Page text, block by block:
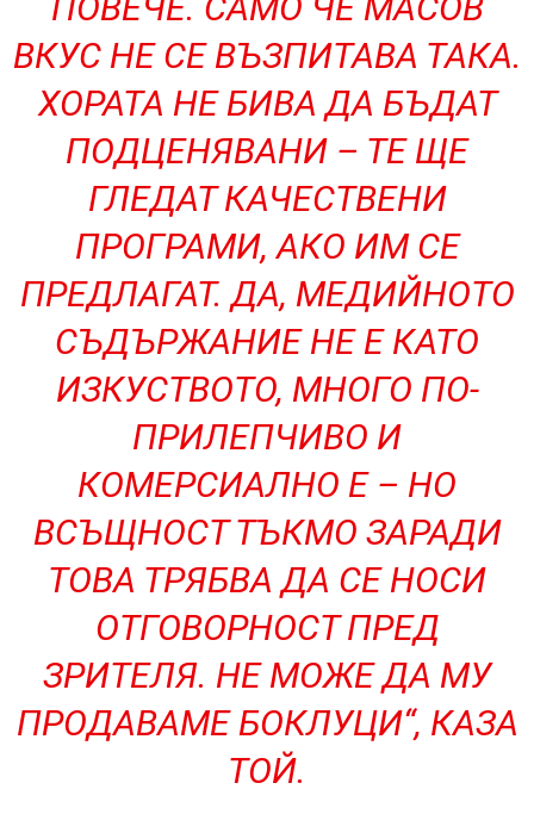
ВКУС НЕ СЕ ВЪЗПИТАВА ТАКА.
ХОРАТА НЕ БИВА ДА БЪДАТ
ПОДЦЕНЯВАНИ – ТЕ ЩЕ
ГЛЕДАТ КАЧЕСТВЕНИ
ПРОГРАМИ, АКО ИМ СЕ
ПРЕДЛАГАТ. ДА, МЕДИЙНОТО
СЪДЪРЖАНИЕ НЕ Е КАТО
ИЗКУСТВОТО, МНОГО ПО-
ПРИЛЕПЧИВО И
КОМЕРСИАЛНО Е – НО
ВСЪЩНОСТ ТЪКМО ЗАРАДИ
ТОВА ТРЯБВА ДА СЕ НОСИ
ОТГОВОРНОСТ ПРЕД
ЗРИТЕЛЯ. НЕ МОЖЕ ДА МУ
ПРОДАВАМЕ БОКЛУЦИ“, КАЗА
ТОЙ.